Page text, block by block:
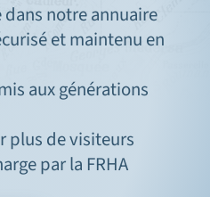
notre annuaire
et maintenu en
aux générations
plus de visiteurs
par la FRHA